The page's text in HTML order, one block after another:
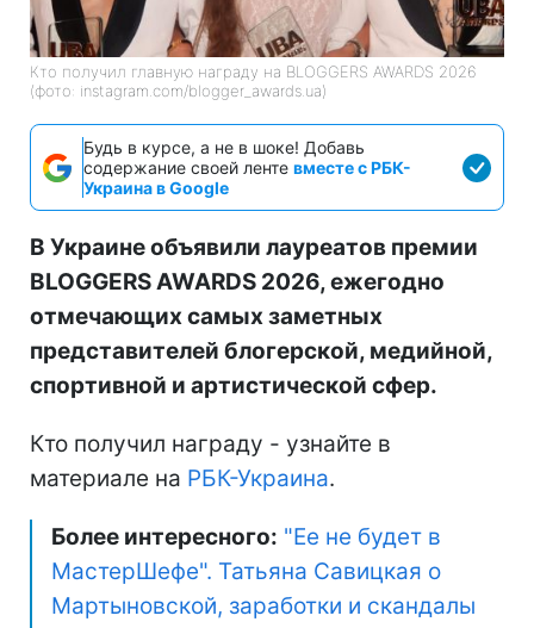
Кто получил главную награду на BLOGGERS AWARDS 2026
(фото: instagram.com/blogger_awards.ua)
Будь в курсе, а не в шоке! Добавь
содержание своей ленте вместе с РБК-
Украина в Google
В Украине объявили лауреатов премии
BLOGGERS AWARDS 2026, ежегодно
отмечающих самых заметных
представителей блогерской, медийной,
спортивной и артистической сфер.
Кто получил награду - узнайте в
материале на РБК-Украина.
Более интересного: "Ее не будет в
МастерШефе". Татьяна Савицкая о
Мартыновской, заработки и скандалы